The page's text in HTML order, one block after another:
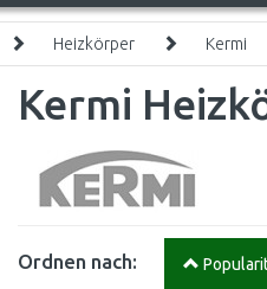
Heizkörper Kermi
Kermi
Ordnen nach: